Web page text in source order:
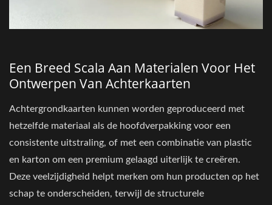
Een Breed Scala Aan Materialen Voor Het
Ontwerpen Van Achterkaarten
Achtergrondkaarten kunnen worden geproduceerd met
hetzelfde materiaal als de hoofdverpakking voor een
consistente uitstraling, of met een combinatie van plastic
en karton om een premium gelaagd uiterlijk te creëren.
Deze veelzijdigheid helpt merken om hun producten op het
schap te onderscheiden, terwijl de structurele